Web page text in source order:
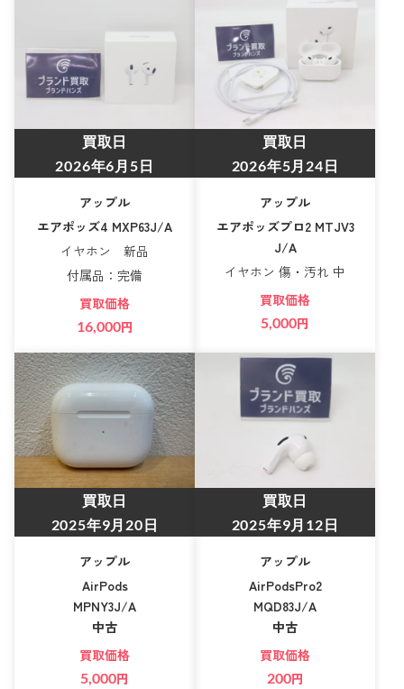
買取日
2026年6月5日
アップル
エアポッズ4 MXP63J/A
イヤホン 新品
付属品：完備
買取価格
16,000円
買取日
2026年5月24日
アップル
エアポッズプロ2 MTJV3
J/A
イヤホン 傷・汚れ 中
買取価格
5,000円
買取日
2025年9月20日
アップル
AirPods
MPNY3J/A
中古
買取価格
5,000円
買取日
2025年9月12日
アップル
AirPodsPro2
MQD83J/A
中古
買取価格
200円